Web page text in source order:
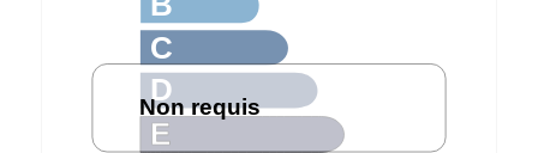
C
D
E
Non requis